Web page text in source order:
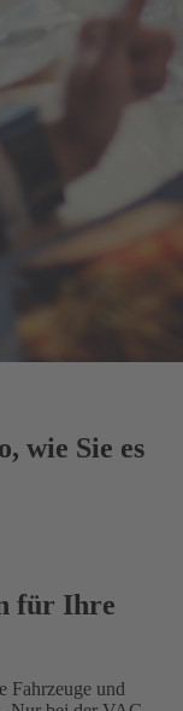
wie Sie es
für Ihre
Fahrzeuge und